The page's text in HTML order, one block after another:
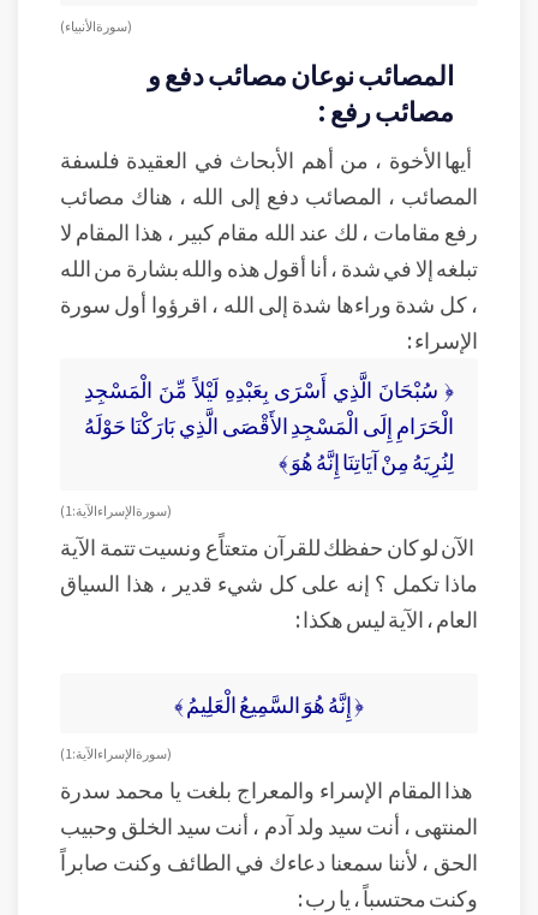
( سورة الأنبياء)
المصائب نوعان مصائب دفع و
مصائب رفع :
أيها الأخوة ، من أهم الأبحاث في العقيدة فلسفة
المصائب ، المصائب دفع إلى الله ، هناك مصائب
رفع مقامات ، لك عند الله مقام كبير ، هذا المقام لا
تبلغه إلا في شدة ، أنا أقول هذه والله بشارة من الله
، كل شدة وراءها شدة إلى الله ، اقرؤوا أول سورة
الإسراء :
﴿ سُبْحَانَ الَّذِي أَسْرَى بِعَبْدِهِ لَيْلاً مِّنَ الْمَسْجِدِ
الْحَرَامِ إِلَى الْمَسْجِدِ الأَقْصَى الَّذِي بَارَكْنَا حَوْلَهُ
لِنُرِيَهُ مِنْ آيَاتِنَا إِنَّهُ هُوَ ﴾
( سورة الإسراء الآية : 1 )
الآن لو كان حفظك للقرآن متعتاًع ونسيت تتمة الآية
ماذا تكمل ؟ إنه على كل شيء قدير ، هذا السياق
العام ، الآية ليس هكذا :
﴿ إِنَّهُ هُوَ السَّمِيعُ الْعَلِيمُ ﴾
( سورة الإسراء الآية : 1 )
هذا المقام الإسراء والمعراج بلغت يا محمد سدرة
المنتهى ، أنت سيد ولد آدم ، أنت سيد الخلق وحبيب
الحق ، لأننا سمعنا دعاءك في الطائف وكنت صابراً
وكنت محتسباً ، يا رب :